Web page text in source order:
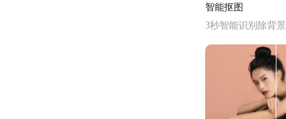
智能抠图
3秒智能识别除背景